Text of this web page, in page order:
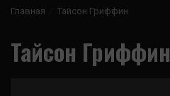
Главная Тайсон Гриффин
Тайсон Гриффин